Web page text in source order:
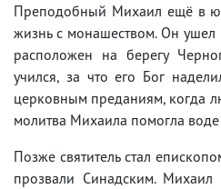
Преподобный Михаил ещё в
жизнь с монашеством. Он
расположен на берегу
учился, за что его Бог
церковным преданиям, когда
молитва Михаила помогла воде
Позже святитель стал
прозвали Синадским.